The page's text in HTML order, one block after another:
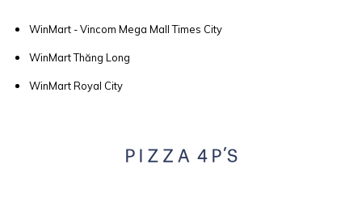
WinMart - Vincom Mega Mall Times City
WinMart Thăng Long
WinMart Royal City